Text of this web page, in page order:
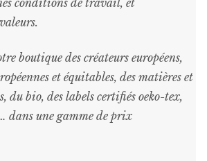
conditions de travail, et
boutique des créateurs européens,
et équitables, des matières et
du bio, des labels certifiés oeko-tex,
dans une gamme de prix